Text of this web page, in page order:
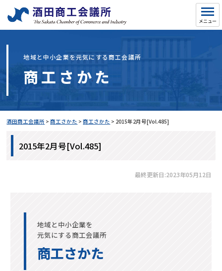
地域と中小企業を元気にする商工会議所
商工さかた
酒田商工会議所 >商工さかた >商工さかた > 2015年2月号[Vol.485]
2015年2月号[Vol.485]
最終更新日:2023年05月12日
地域と中小企業を
元気にする商工会議所
商工さかた